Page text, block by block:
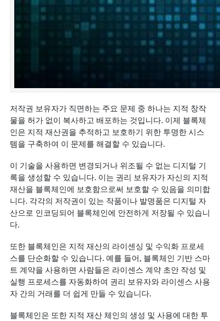
저작권 보유자가 직면하는 주요 문제 중 하나는 지적 창작
물을 허가 없이 복사하고 배포하는 것입니다. 이제 블록체
인은 지적 재산권을 추적하고 보호하기 위한 투명한 시스
템을 구축하여 이 문제를 해결할 수 있습니다.
이 기술을 사용하면 변경되거나 위조될 수 없는 디지털 기
록을 생성할 수 있습니다. 이는 권리 보유자가 자신의 지적
재산을 블록체인에 보호함으로써 보호할 수 있음을 의미합
니다. 각각의 저작권이 있는 작품이나 발명품은 디지털 자
산으로 인코딩되어 블록체인에 안전하게 저장될 수 있습니
다.
또한 블록체인은 지적 재산의 라이센싱 및 수익화 프로세
스를 단순화할 수 있습니다. 예를 들어, 블록체인 기반 스마
트 계약을 사용하면 사람들은 라이센스 계약 초안 작성 및
실행 프로세스를 자동화하여 권리 보유자와 라이센스 사용
자 간의 거래를 더 쉽게 만들 수 있습니다.
블록체인은 또한 지적 재산 체인의 생성 및 사용에 대한 투